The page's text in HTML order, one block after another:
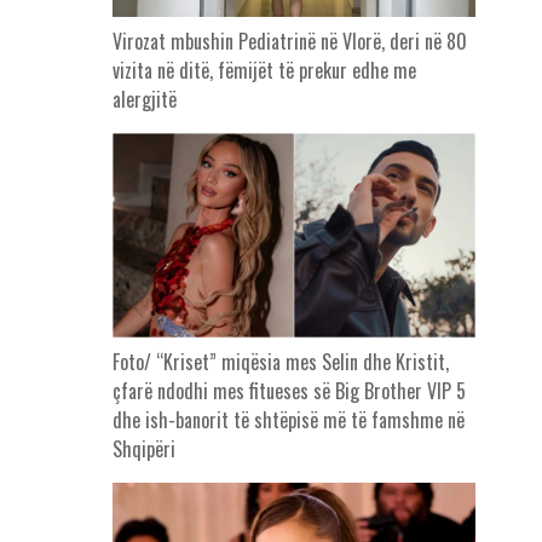
Virozat mbushin Pediatrinë në Vlorë, deri në 80
vizita në ditë, fëmijët të prekur edhe me
alergjitë
Foto/ “Kriset” miqësia mes Selin dhe Kristit,
çfarë ndodhi mes fitueses së Big Brother VIP 5
dhe ish-banorit të shtëpisë më të famshme në
Shqipëri